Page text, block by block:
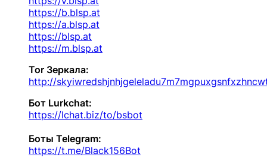
https://b.blsp.at
https://a.blsp.at
https://blsp.at
https://m.blsp.at
Tor Зеркала:
http://
Бот Lurkchat:
https://lchat.biz/to/bsbot
Боты Telegram:
https://t.me/Black156Bot